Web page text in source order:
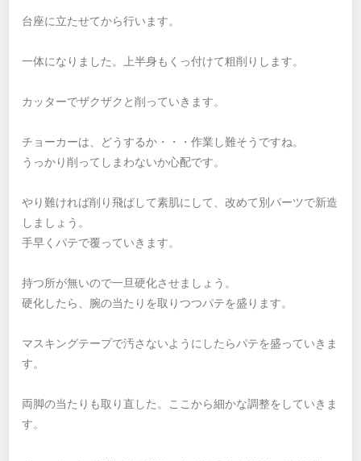
台座に立たせてから行います。
一体になりました。上半身もくっ付けて粗削りします。
カッターでザクザクと削っていきます。
チョーカーは、どうするか・・・作業し難そうですね。
うっかり削ってしまわないか心配です。
やり難ければ削り飛ばして素肌にして、改めて別パーツで新造
しましょう。
手早くパテで覆っていきます。
持つ所が無いので一旦硬化させましょう。
硬化したら、腕の当たりを取りつつパテを盛ります。
マスキングテープで汚さないようにしたらパテを盛っていきま
す。
両脚の当たりも取り直した。ここから細かな調整をしていきま
す。